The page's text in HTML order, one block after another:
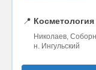
📍 Косметология
Николаев,
н. Ингульский